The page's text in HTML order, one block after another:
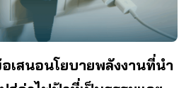
เสนอนโยบายพลังงานที่นำ